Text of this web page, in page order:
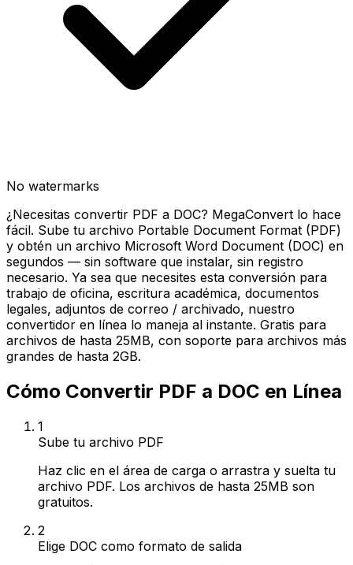
No watermarks
¿Necesitas convertir PDF a DOC? MegaConvert lo hace
fácil. Sube tu archivo Portable Document Format (PDF)
y obtén un archivo Microsoft Word Document (DOC) en
segundos — sin software que instalar, sin registro
necesario. Ya sea que necesites esta conversión para
trabajo de oficina, escritura académica, documentos
legales, adjuntos de correo / archivado, nuestro
convertidor en línea lo maneja al instante. Gratis para
archivos de hasta 25MB, con soporte para archivos más
grandes de hasta 2GB.
Cómo Convertir PDF a DOC en Línea
1
Sube tu archivo PDF
Haz clic en el área de carga o arrastra y suelta tu
archivo PDF. Los archivos de hasta 25MB son
gratuitos.
2
Elige DOC como formato de salida